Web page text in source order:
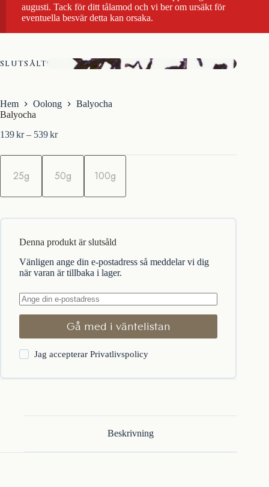
augusti. Tack för ditt tålamod och vi ber om ursäkt för
eventuella besvär detta kan orsaka.
SLUTSÅLT
Hem Oolong
Balyocha
Balyocha
139kr – 539krPrisintervall:
till
m
d
25g 50g 100g
Denna produkt är slutsåld
Vänligen ange din e-postadress så meddelar vi dig
när varan är tillbaka i lager.
Gå med i väntelistan
Jag accepterarPrivatlivspolicy
Beskrivning